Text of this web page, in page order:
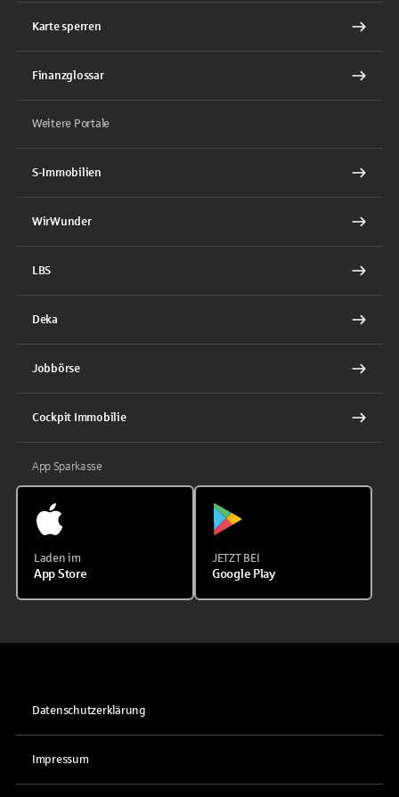
Karte sperren
Finanzglossar
Weitere Portale
S-Immobilien
WirWunder
LBS
Deka
Jobbörse
Cockpit Immobilie
App Sparkasse
Laden im
App Store
JETZT BEI
Google Play
Datenschutzerklärung
Impressum